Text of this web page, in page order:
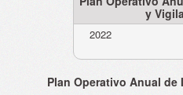
y
2022
Plan Operativo Anual